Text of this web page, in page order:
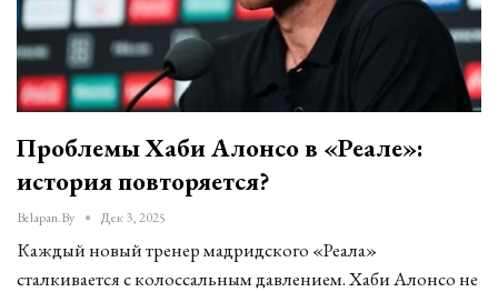
Проблемы Хаби Алонсо в «Реале»:
история повторяется?
Belapan.by Дек 3, 2025
Каждый новый тренер мадридского «Реала»
сталкивается с колоссальным давлением. Хаби Алонсо не